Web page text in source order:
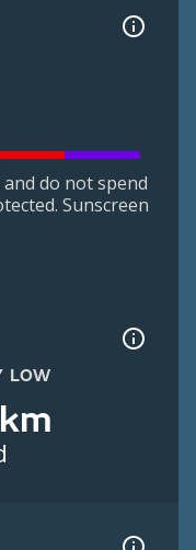
do not spend
Sunscreen
LOW